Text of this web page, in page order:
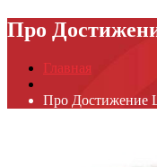
Про
Главная
Про Достижение